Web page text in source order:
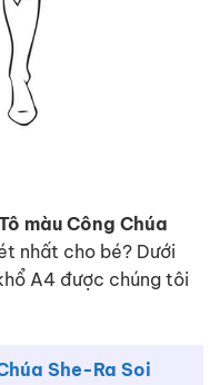
màu Công Chúa
nhất cho bé? Dưới
A4 được chúng tôi
She-Ra Soi